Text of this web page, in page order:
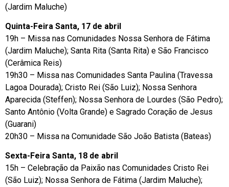
(Jardim Maluche)
Quinta-Feira Santa, 17 de abril
19h – Missa nas Comunidades Nossa Senhora de Fátima
(Jardim Maluche); Santa Rita (Santa Rita) e São Francisco
(Cerâmica Reis)
19h30 – Missa nas Comunidades Santa Paulina (Travessa
Lagoa Dourada); Cristo Rei (São Luiz); Nossa Senhora
Aparecida (Steffen); Nossa Senhora de Lourdes (São Pedro);
Santo Antônio (Volta Grande) e Sagrado Coração de Jesus
(Guarani)
20h30 – Missa na Comunidade São João Batista (Bateas)
Sexta-Feira Santa, 18 de abril
15h – Celebração da Paixão nas Comunidades Cristo Rei
(São Luiz); Nossa Senhora de Fátima (Jardim Maluche);